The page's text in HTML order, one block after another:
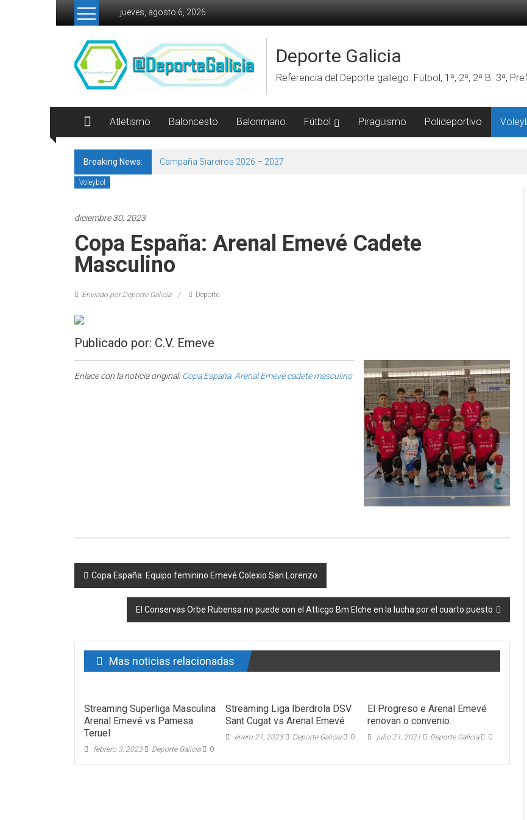
Skip to content
jueves, agosto 6, 2026
Deporte Galicia
Referencia del Deporte gallego. Fútbol, 1ª, 2ª, 2ª B. 3ª,
Atletismo Baloncesto Balonmano Fútbol Piragüismo Polideportivo
Breaking News: Campaña Siareiros 2026 – 2027
Voleybol
diciembre 30, 2023
Copa España: Arenal Emevé Cadete
Masculino
Enviado por:Deporte Galicia Deporte
Publicado por: C.V. Emeve
Enlace con la noticia original:Copa España: Arenal Emevé cadete masculino
Post navigation
Copa España: Equipo feminino Emevé Colexio San Lorenzo
El Conservas Orbe Rubensa no puede con el Atticgo Bm Elche en la lucha por el cuarto puesto
Mas noticias relacionadas
Streaming Superliga Masculina
Arenal Emevé vs Pamesa
Teruel
febrero 3, 2023 Deporte Galicia 0
Streaming Liga Iberdrola DSV
Sant Cugat vs Arenal Emevé
enero 21, 2023 Deporte Galicia 0
El Progreso e Arenal Emevé
renovan o convenio.
julio 21, 2021 Deporte Galicia 0